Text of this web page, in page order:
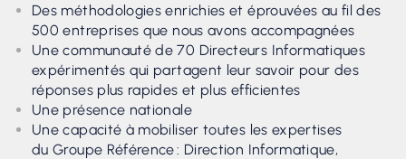
Des méthodologies enrichies et éprouvées au fil des
500 entreprises que nous avons accompagnées
Une communauté de 70 Directeurs Informatiques
expérimentés qui partagent leur savoir pour des
réponses plus rapides et plus efficientes
Une présence nationale
Une capacité à mobiliser toutes les expertises
du Groupe Référence : Direction Informatique,